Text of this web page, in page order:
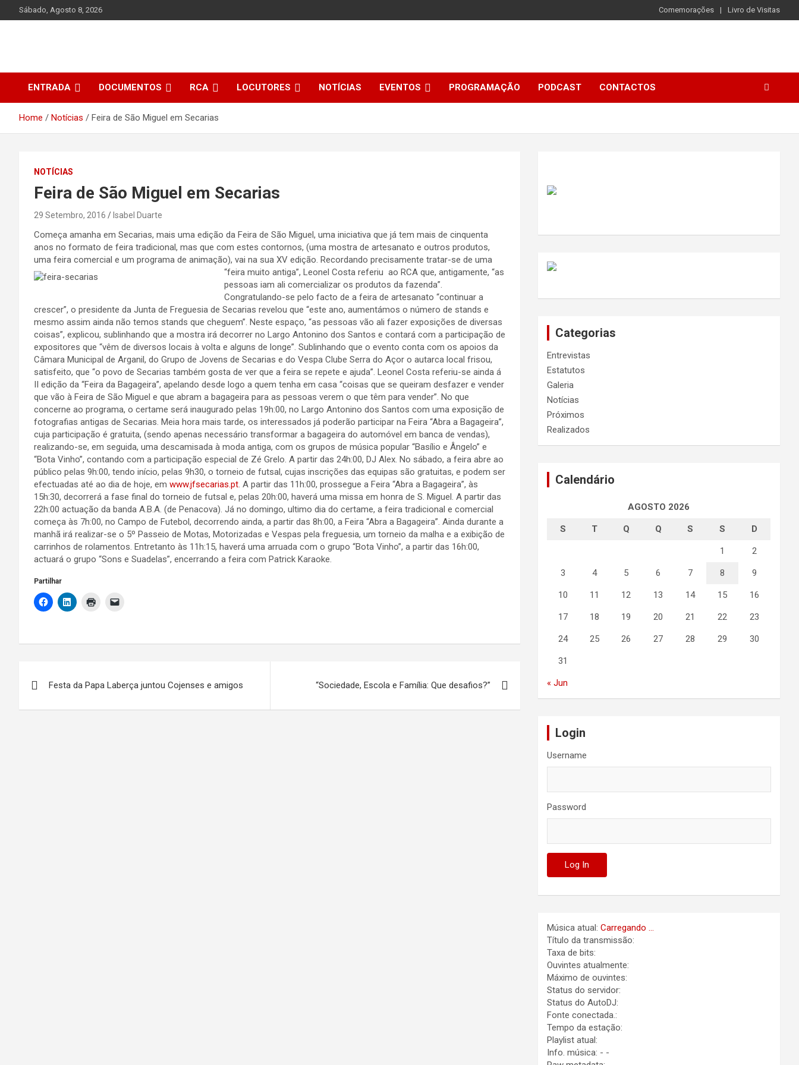
to
Sábado, Agosto 8, 2026 Comemorações Livro de Visitas
ENTRADA DOCUMENTOS RCA LOCUTORES NOTÍCIAS EVENTOS PROGRAMAÇÃO PODCAST CONTACTOS
Home Notícias Feira de São Miguel em Secarias
NOTÍCIAS
Feira de São Miguel em Secarias
29 Setembro, 2016 Isabel Duarte
Começa amanha em Secarias, mais uma edição da Feira de São Miguel, uma iniciativa que já tem mais de cinquenta
anos no formato de feira tradicional, mas que com estes contornos, (uma mostra de artesanato e outros produtos,
uma feira comercial e um programa de animação), vai na sua XV edição. Recordando precisamente tratar-se de uma
“feira muito antiga”, Leonel Costa referiu ao RCA que, antigamente, “as
pessoas iam ali comercializar os produtos da fazenda”.
Congratulando-se pelo facto de a feira de artesanato “continuar a
crescer”, o presidente da Junta de Freguesia de Secarias revelou que “este ano, aumentámos o número de stands e
mesmo assim ainda não temos stands que cheguem”. Neste espaço, “as pessoas vão ali fazer exposições de diversas
coisas”, explicou, sublinhando que a mostra irá decorrer no Largo Antonino dos Santos e contará com a participação de
expositores que “vêm de diversos locais à volta e alguns de longe”. Sublinhando que o evento conta com os apoios da
Câmara Municipal de Arganil, do Grupo de Jovens de Secarias e do Vespa Clube Serra do Açor o autarca local frisou,
satisfeito, que “o povo de Secarias também gosta de ver que a feira se repete e ajuda”. Leonel Costa referiu-se ainda á
II edição da “Feira da Bagageira”, apelando desde logo a quem tenha em casa “coisas que se queiram desfazer e vender
que vão à Feira de São Miguel e que abram a bagageira para as pessoas verem o que têm para vender”. No que
concerne ao programa, o certame será inaugurado pelas 19h:00, no Largo Antonino dos Santos com uma exposição de
fotografias antigas de Secarias. Meia hora mais tarde, os interessados já poderão participar na Feira “Abra a Bagageira”,
cuja participação é gratuita, (sendo apenas necessário transformar a bagageira do automóvel em banca de vendas),
realizando-se, em seguida, uma descamisada à moda antiga, com os grupos de música popular “Basílio e Ângelo” e
“Bota Vinho”, contando com a participação especial de Zé Grelo. A partir das 24h:00, DJ Alex. No sábado, a feira abre ao
público pelas 9h:00, tendo início, pelas 9h30, o torneio de futsal, cujas inscrições das equipas são gratuitas, e podem ser
efectuadas até ao dia de hoje, em www.jfsecarias.pt. A partir das 11h:00, prossegue a Feira “Abra a Bagageira”, às
15h:30, decorrerá a fase final do torneio de futsal e, pelas 20h:00, haverá uma missa em honra de S. Miguel. A partir das
22h:00 actuação da banda A.B.A. (de Penacova). Já no domingo, ultimo dia do certame, a feira tradicional e comercial
começa às 7h:00, no Campo de Futebol, decorrendo ainda, a partir das 8h:00, a Feira “Abra a Bagageira”. Ainda durante a
manhã irá realizar-se o 5º Passeio de Motas, Motorizadas e Vespas pela freguesia, um torneio da malha e a exibição de
carrinhos de rolamentos. Entretanto às 11h:15, haverá uma arruada com o grupo “Bota Vinho”, a partir das 16h:00,
actuará o grupo “Sons e Suadelas”, encerrando a feira com Patrick Karaoke.
Partilhar
de
Festa da Papa Laberça juntou Cojenses e amigos “Sociedade, Escola e Família: Que desafios?”
Categorias
Entrevistas
Estatutos
Galeria
Notícias
Próximos
Realizados
Calendário
AGOSTO 2026
S T Q Q S S D
1 2
3 4 5 6 7 8 9
10 11 12 13 14 15 16
17 18 19 20 21 22 23
24 25 26 27 28 29 30
31
« Jun
Login
Username
Password
Música atual:Carregando ...
Título da transmissão:
Taxa de bits:
Ouvintes atualmente:
Máximo de ouvintes:
Status do servidor:
Status do AutoDJ:
Fonte conectada.:
Tempo da estação:
Playlist atual:
Info. música: - -